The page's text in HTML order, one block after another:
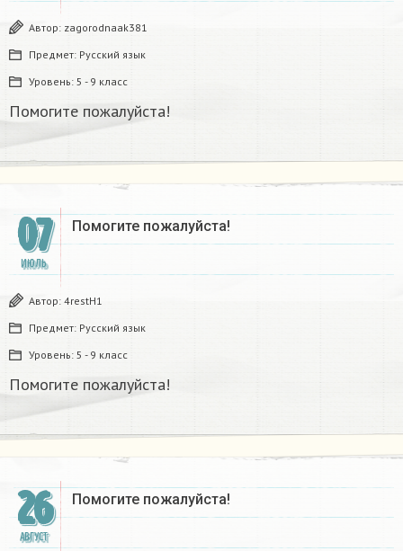
Автор: zagorodnaak381
Предмет: Русский язык
Уровень: 5 - 9 класс
Помогите пожалуйста!
07
ИЮЛЬ
Помогите пожалуйста!
Автор: 4restH1
Предмет: Русский язык
Уровень: 5 - 9 класс
Помогите пожалуйста!
26
АВГУСТ
Помогите пожалуйста!